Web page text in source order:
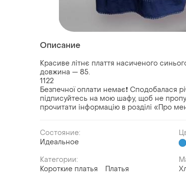
Описание
Красиве літнє плаття насиченого
довжина — 85.
1122
Безпечної оплати немає❗️ Сподобалася
підписуйтесь на мою шафу, щоб не
прочитати інформацію в розділі «Про
Состояние:
Идеальное
Категории:
Короткие платья
Платья